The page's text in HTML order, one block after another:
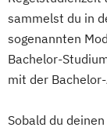
sammelst du in
sogenannten
Bachelor-
mit der
Sobald du